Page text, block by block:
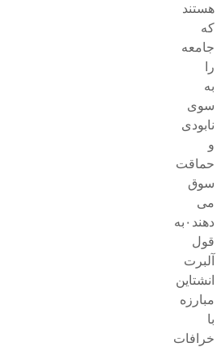
هستند
که
جامعه
را
به
سوی
نابودی
و
حماقت
سوق
می
دهند۰به
قول
آلبرت
انشتاین
مبارزه
با
خرافات